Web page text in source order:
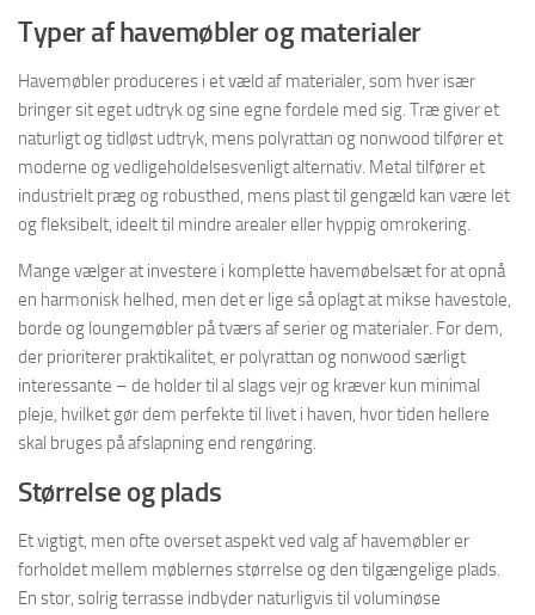
Typer af havemøbler og materialer
Havemøbler produceres i et væld af materialer, som hver især
bringer sit eget udtryk og sine egne fordele med sig. Træ giver et
naturligt og tidløst udtryk, mens polyrattan og nonwood tilfører et
moderne og vedligeholdelsesvenligt alternativ. Metal tilfører et
industrielt præg og robusthed, mens plast til gengæld kan være let
og fleksibelt, ideelt til mindre arealer eller hyppig omrokering.
Mange vælger at investere i komplette havemøbelsæt for at opnå
en harmonisk helhed, men det er lige så oplagt at mikse havestole,
borde og loungemøbler på tværs af serier og materialer. For dem,
der prioriterer praktikalitet, er polyrattan og nonwood særligt
interessante – de holder til al slags vejr og kræver kun minimal
pleje, hvilket gør dem perfekte til livet i haven, hvor tiden hellere
skal bruges på afslapning end rengøring.
Størrelse og plads
Et vigtigt, men ofte overset aspekt ved valg af havemøbler er
forholdet mellem møblernes størrelse og den tilgængelige plads.
En stor, solrig terrasse indbyder naturligvis til voluminøse